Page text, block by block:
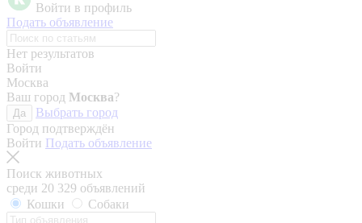
Войти в профиль
Подать объявление
Нет результатов
Войти
Москва
Ваш город Москва?
Да
Выбрать город
Город подтверждён
Войти Подать объявление
Поиск животных
среди 20 329 объявлений
Кошки
Собаки